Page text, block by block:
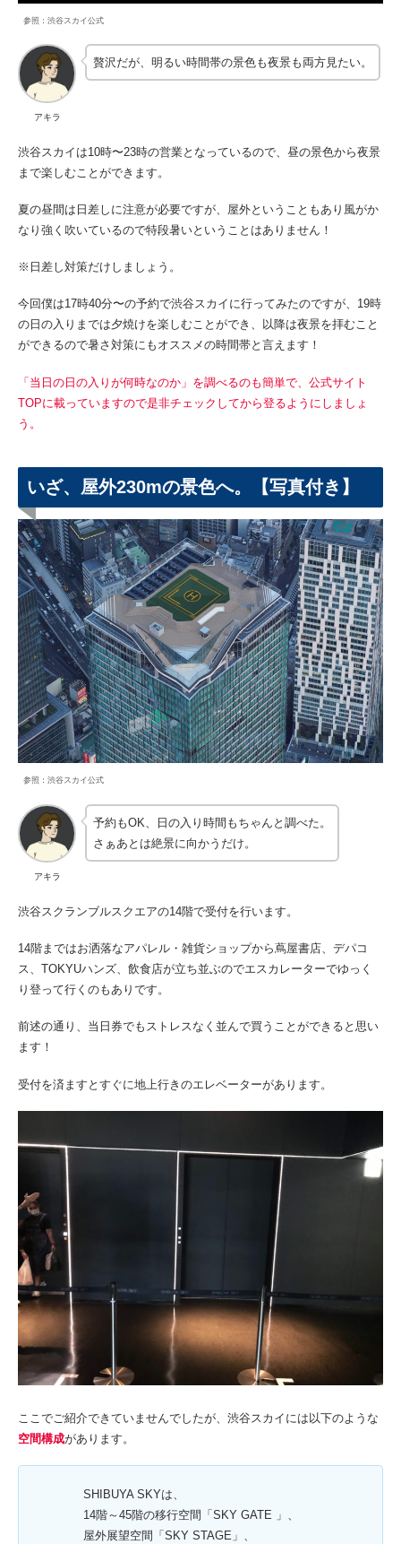
参照：渋谷スカイ公式
アキラ
贅沢だが、明るい時間帯の景色も夜景も両方見たい。
渋谷スカイは10時〜23時の営業となっているので、昼の景色から夜景
まで楽しむことができます。
夏の昼間は日差しに注意が必要ですが、屋外ということもあり風がか
なり強く吹いているので特段暑いということはありません！
※日差し対策だけしましょう。
今回僕は17時40分〜の予約で渋谷スカイに行ってみたのですが、19時
の日の入りまでは夕焼けを楽しむことができ、以降は夜景を拝むこと
ができるので暑さ対策にもオススメの時間帯と言えます！
「当日の日の入りが何時なのか」を調べるのも簡単で、公式サイト
TOPに載っていますので是非チェックしてから登るようにしましょ
う。
いざ、屋外230mの景色へ。【写真付き】
参照：渋谷スカイ公式
アキラ
予約もOK、日の入り時間もちゃんと調べた。
さぁあとは絶景に向かうだけ。
渋谷スクランブルスクエアの14階で受付を行います。
14階まではお洒落なアパレル・雑貨ショップから蔦屋書店、デパコ
ス、TOKYUハンズ、飲食店が立ち並ぶのでエスカレーターでゆっく
り登って行くのもありです。
前述の通り、当日券でもストレスなく並んで買うことができると思い
ます！
受付を済ますとすぐに地上行きのエレベーターがあります。
ここでご紹介できていませんでしたが、渋谷スカイには以下のような
空間構成があります。
SHIBUYA SKYは、
14階～45階の移行空間「SKY GATE 」、
屋外展望空間「SKY STAGE」、